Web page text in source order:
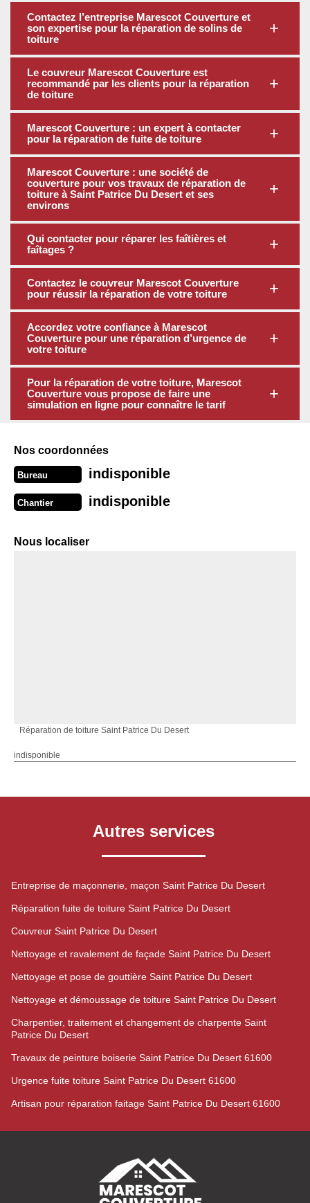
Contactez l’entreprise Marescot Couverture et
son expertise pour la réparation de solins de
toiture
Le couvreur Marescot Couverture est
recommandé par les clients pour la réparation
de toiture
Marescot Couverture : un expert à contacter
pour la réparation de fuite de toiture
Marescot Couverture : une société de
couverture pour vos travaux de réparation de
toiture à Saint Patrice Du Desert et ses
environs
Qui contacter pour réparer les faîtières et
faîtages ?
Contactez le couvreur Marescot Couverture
pour réussir la réparation de votre toiture
Accordez votre confiance à Marescot
Couverture pour une réparation d’urgence de
votre toiture
Pour la réparation de votre toiture, Marescot
Couverture vous propose de faire une
simulation en ligne pour connaître le tarif
Nos coordonnées
Bureau indisponible
Chantier indisponible
Nous localiser
Réparation de toiture Saint Patrice Du Desert
indisponible
Autres services
Entreprise de maçonnerie, maçon Saint Patrice Du Desert
Réparation fuite de toiture Saint Patrice Du Desert
Couvreur Saint Patrice Du Desert
Nettoyage et ravalement de façade Saint Patrice Du Desert
Nettoyage et pose de gouttière Saint Patrice Du Desert
Nettoyage et démoussage de toiture Saint Patrice Du Desert
Charpentier, traitement et changement de charpente Saint
Patrice Du Desert
Travaux de peinture boiserie Saint Patrice Du Desert 61600
Urgence fuite toiture Saint Patrice Du Desert 61600
Artisan pour réparation faitage Saint Patrice Du Desert 61600